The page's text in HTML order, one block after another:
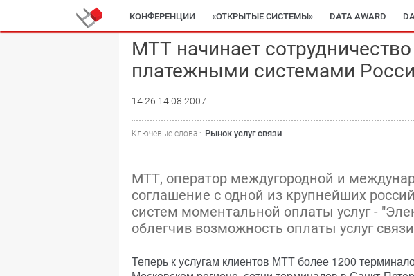
КОНФЕРЕНЦИИ «ОТКРЫТЫЕ СИСТЕМЫ» DATA AWARD
МТТ начинает
платежными системами
14:26 14.08.2007
Ключевые слова : Рынок услуг связи
МТТ, оператор междугородной и
соглашение с одной из крупнейших
систем моментальной оплаты услуг -
облегчив возможность оплаты услуг
Теперь к услугам клиентов МТТ более 1200